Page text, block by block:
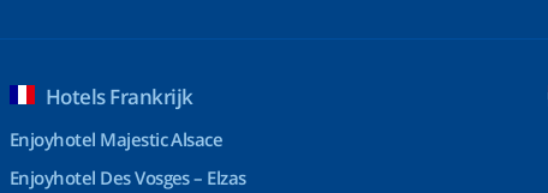
Hotels Frankrijk
Enjoyhotel Majestic Alsace
Enjoyhotel Des Vosges – Elzas